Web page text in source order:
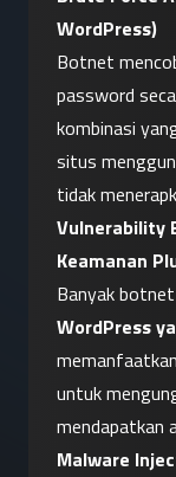
WordPress)
Botnet
password
kombinasi
situs
tidak
Vulnerability
Keamanan
Banyak
WordPress
untuk
mendapatkan
Malware